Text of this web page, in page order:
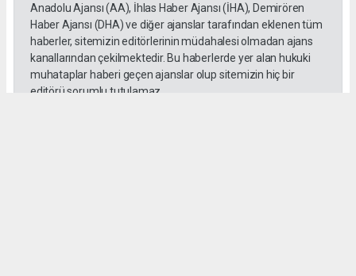
Anadolu Ajansı (AA), İhlas Haber Ajansı (İHA), Demirören
Haber Ajansı (DHA) ve diğer ajanslar tarafından eklenen tüm
haberler, sitemizin editörlerinin müdahalesi olmadan ajans
kanallarından çekilmektedir. Bu haberlerde yer alan hukuki
muhataplar haberi geçen ajanslar olup sitemizin hiç bir
editörü sorumlu tutulamaz...